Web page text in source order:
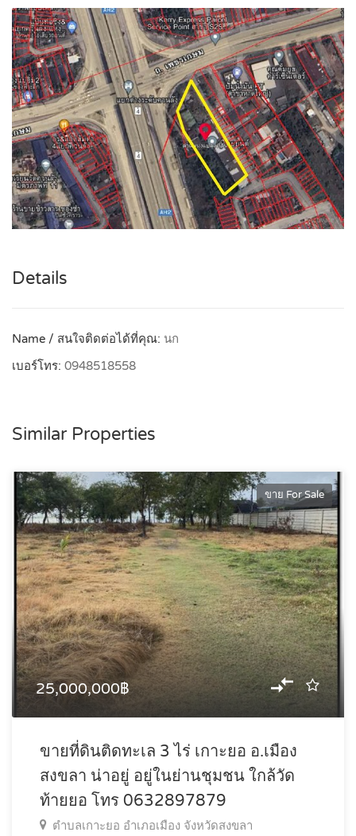
Details
Name / สนใจติดต่อได้ที่คุณ: นก
เบอร์โทร: 0948518558
Similar Properties
ขาย For Sale
25,000,000฿
ขายที่ดินติดทะเล 3 ไร่ เกาะยอ อ.เมือง
สงขลา น่าอยู่ อยู่ในย่านชุมชน ใกล้วัด
ท้ายยอ โทร 0632897879
ตำบลเกาะยอ อำเภอเมือง จังหวัดสงขลา